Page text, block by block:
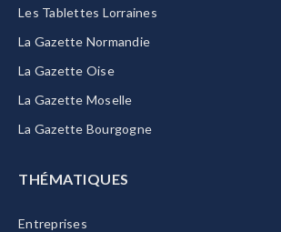
Les Tablettes Lorraines
La Gazette Normandie
La Gazette Oise
La Gazette Moselle
La Gazette Bourgogne
THÉMATIQUES
Entreprises